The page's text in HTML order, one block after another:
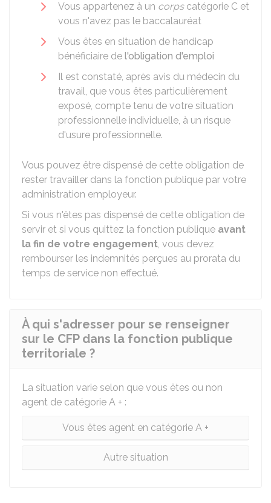
Vous appartenez à un corpscatégorie C et
vous n'avez pas le baccalauréat
Vous êtes en situation de handicap
bénéficiaire de l'obligation d'emploi
Il est constaté, après avis du médecin du
travail, que vous êtes particulièrement
exposé, compte tenu de votre situation
professionnelle individuelle, à un risque
d'usure professionnelle.
Vous pouvez être dispensé de cette obligation de
rester travailler dans la fonction publique par votre
administration employeur.
Si vous n'êtes pas dispensé de cette obligation de
servir et si vous quittez la fonction publique avant
la fin de votre engagement, vous devez
rembourser les indemnités perçues au prorata du
temps de service non effectué.
À qui s'adresser pour se renseigner
sur le CFP dans la fonction publique
territoriale ?
La situation varie selon que vous êtes ou non
agent de catégorie A + :
Vous êtes agent en catégorie A +
Autre situation